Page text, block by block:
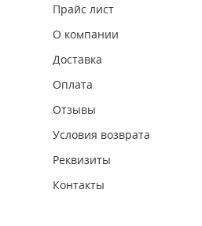
Прайс лист
О компании
Доставка
Оплата
Отзывы
Условия возврата
Реквизиты
Контакты